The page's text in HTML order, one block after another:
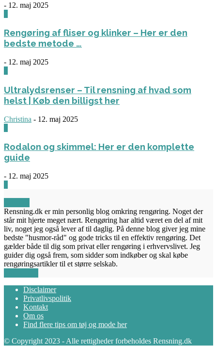
- 12. maj 2025
Rengøring af fliser og klinker – Her er den
bedste metode …
- 12. maj 2025
Ultralydsrenser – Til rensning af hvad som
helst | Køb den billigst her
Christina - 12. maj 2025
Rodalon og skimmel: Her er den komplette
guide
- 12. maj 2025
Rensning.dk er min personlig blog omkring rengøring. Noget der
står mit hjerte meget nært. Rengøring har altid været en del af mit
liv, noget jeg også lever af til daglig. På denne blog giver jeg mine
bedste "husmor-råd" og gode tricks til en effektiv rengøring. Det
gælder både til dig som privat eller rengøring i erhvervslivet. Jeg
guider dig også frem, som sidder som indkøber og skal købe
rengøringsartikler til et større selskab.
Disclaimer
Privatlivspolitik
Kontakt
Om os
Find flere tips om tøj og mode her
© Copyright 2023 - Alle rettigheder forbeholdes Rensning.dk